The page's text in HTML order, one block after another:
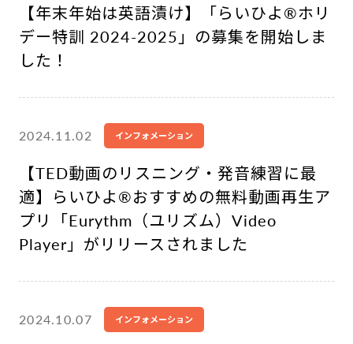
【年末年始は英語漬け】「らいひよ®︎ホリ
デー特訓 2024-2025」の募集を開始しま
した！
2024.11.02 インフォメーション
【TED動画のリスニング・発音練習に最
適】らいひよ®︎おすすめの無料動画再生ア
プリ「Eurythm（ユリズム）Video
Player」がリリースされました
2024.10.07 インフォメーション